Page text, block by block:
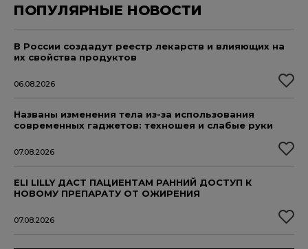
ПОПУЛЯРНЫЕ НОВОСТИ
В России создадут реестр лекарств и влияющих на
их свойства продуктов
06.08.2026
Названы изменения тела из-за использования
современных гаджетов: техношея и слабые руки
07.08.2026
ELI LILLY ДАСТ ПАЦИЕНТАМ РАННИЙ ДОСТУП К
НОВОМУ ПРЕПАРАТУ ОТ ОЖИРЕНИЯ
07.08.2026